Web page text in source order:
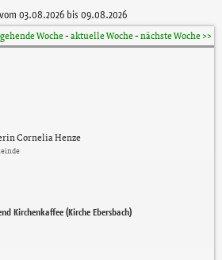
03.08.2026 bis 09.08.2026
Woche-aktuelle Woche-nächste Woche >>
Cornelia Henze
Kirchenkaffee (Kirche Ebersbach)